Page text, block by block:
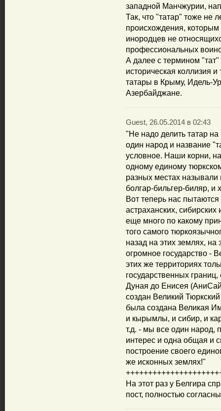
западной Манчжурии,
Так, что "татар" тоже не
происхождения,
инородцев не
профессиональных
А далее с термином
историческая коллизия и
татары в Крыму, Идель-
Азербайджане.
Guest, 26.05.2014 в 02:43
"Не надо делить татар
один народ и название
условное. Наши корни,
одному единому
разных местах называли
болгар-бильгер-биляр, и
Вот теперь нас пытаются
астраханских,
еще много по какому
того самого
назад на этих землях,
огромное государство -
этих же территориях
государственных
Дуная до Енисея
создан Великий
была создана Великая
и кырымлы, и сибир, и
т.д. - мы все один народ,
интерес и одна общая и
построение своего
же исконных землях!"
На этот раз у Белгира
пост, полностью